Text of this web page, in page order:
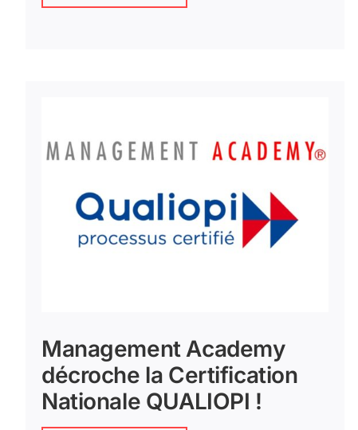
Management Academy
décroche la Certification
Nationale QUALIOPI !